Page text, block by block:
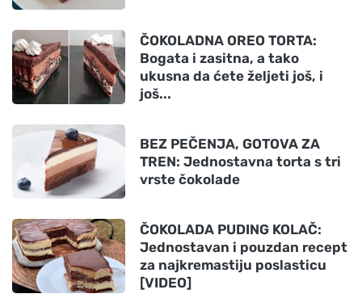
ČOKOLADNA OREO TORTA:
Bogata i zasitna, a tako
ukusna da ćete željeti još, i
još...
BEZ PEČENJA, GOTOVA ZA
TREN: Jednostavna torta s tri
vrste čokolade
ČOKOLADA PUDING KOLAČ:
Jednostavan i pouzdan recept
za najkremastiju poslasticu
[VIDEO]